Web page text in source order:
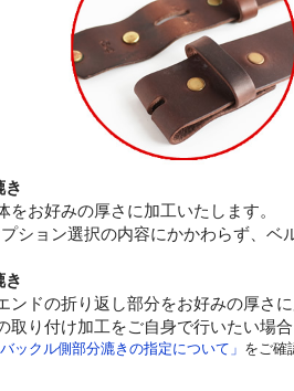
をお好みの厚さに加工いたします。
ション選択の内容にかかわらず、
き
ンドの折り返し部分をお好みの厚さ
取り付け加工をご自身で行いたい場
バックル側部分漉きの指定について」 をご確